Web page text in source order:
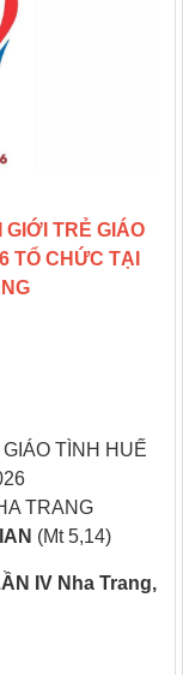
TRẺ GIÁO
TỔ CHỨC TẠI
TÌNH HUẾ
TRANG
(Mt 5,14)
IV Nha Trang,